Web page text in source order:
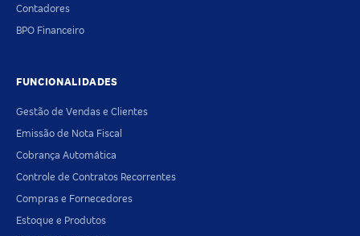
Contadores
BPO Financeiro
FUNCIONALIDADES
Gestão de Vendas e Clientes
Emissão de Nota Fiscal
Cobrança Automática
Controle de Contratos Recorrentes
Compras e Fornecedores
Estoque e Produtos